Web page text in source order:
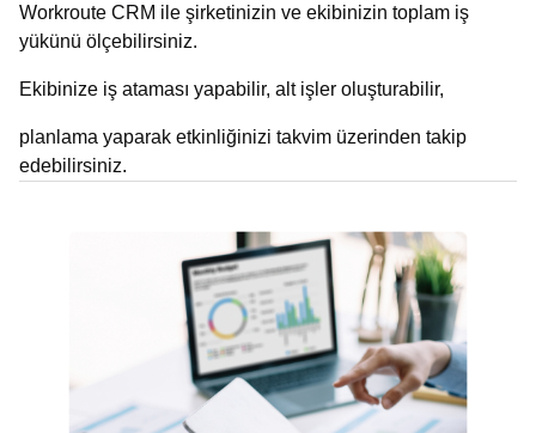
Workroute CRM ile şirketinizin ve ekibinizin toplam iş
yükünü ölçebilirsiniz.
Ekibinize iş ataması yapabilir, alt işler oluşturabilir,
planlama yaparak etkinliğinizi takvim üzerinden takip
edebilirsiniz.